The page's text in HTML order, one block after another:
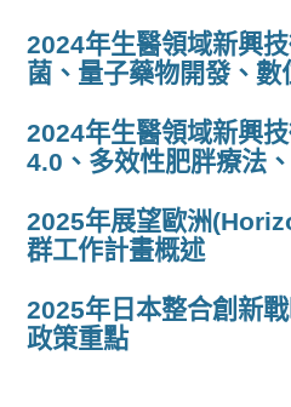
2024年生醫領域新興
菌、量子藥物開發、數
2024年生醫領域新興
4.0、多效性肥胖療法
2025年展望歐洲
群工作計畫概述
2025年日本整合創新
政策重點